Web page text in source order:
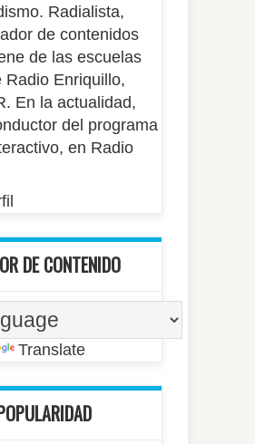
Radialista,
de contenidos
de las escuelas
Radio Enriquillo,
En la actualidad,
del programa
en Radio
DE CONTENIDO
Translate